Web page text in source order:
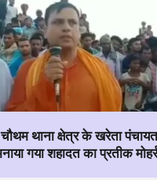
थाना क्षेत्र के खरेता पंचायत
गया शहादत का प्रतीक